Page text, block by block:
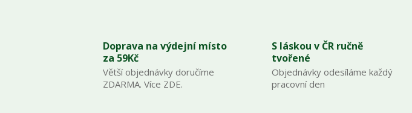
Doprava na výdejní místo
za 59Kč
Větší objednávky doručíme
ZDARMA. Více ZDE.
S láskou v ČR ručně
tvořené
Objednávky odesíláme každý
pracovní den